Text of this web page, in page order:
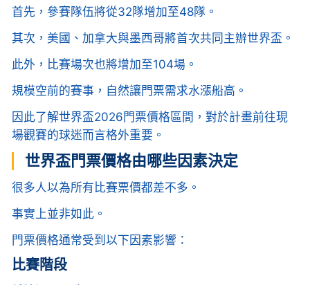
首先，參賽隊伍將從32隊增加至48隊。
其次，美國、加拿大與墨西哥將首次共同主辦世界盃。
此外，比賽場次也將增加至104場。
規模空前的賽事，自然讓門票需求水漲船高。
因此了解世界盃2026門票價格區間，對於計畫前往現
場觀賽的球迷而言格外重要。
世界盃門票價格由哪些因素決定
很多人以為所有比賽票價都差不多。
事實上並非如此。
門票價格通常受到以下因素影響：
比賽階段